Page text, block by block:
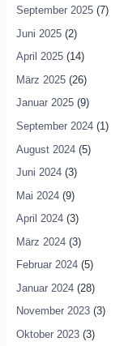
September 2025(7)
Juni 2025(2)
April 2025(14)
März 2025(26)
Januar 2025(9)
September 2024(1)
August 2024(5)
Juni 2024(3)
Mai 2024(9)
April 2024(3)
März 2024(3)
Februar 2024(5)
Januar 2024(28)
November 2023(3)
Oktober 2023(3)